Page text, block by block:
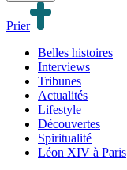
Prier
Belles histoires
Interviews
Tribunes
Actualités
Lifestyle
Découvertes
Spiritualité
Léon XIV à Paris